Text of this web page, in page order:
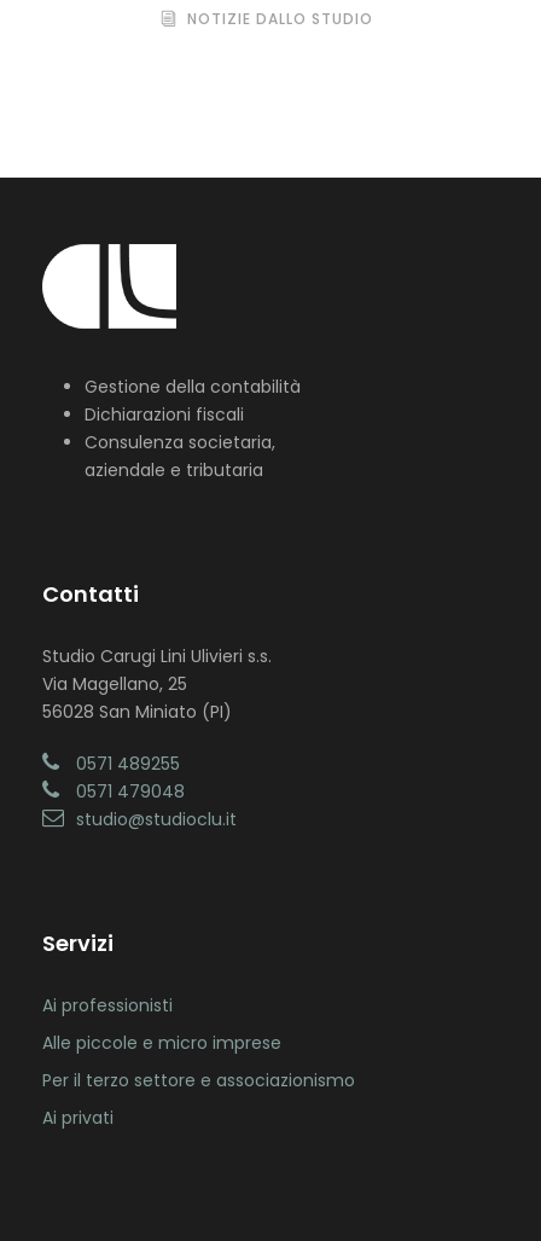
NOTIZIE DALLO STUDIO
Gestione della contabilità
Dichiarazioni fiscali
Consulenza societaria,
aziendale e tributaria
Contatti
Studio Carugi Lini Ulivieri s.s.
Via Magellano, 25
56028 San Miniato (PI)
0571 489255
0571 479048
studio@studioclu.it
Servizi
Ai professionisti
Alle piccole e micro imprese
Per il terzo settore e associazionismo
Ai privati